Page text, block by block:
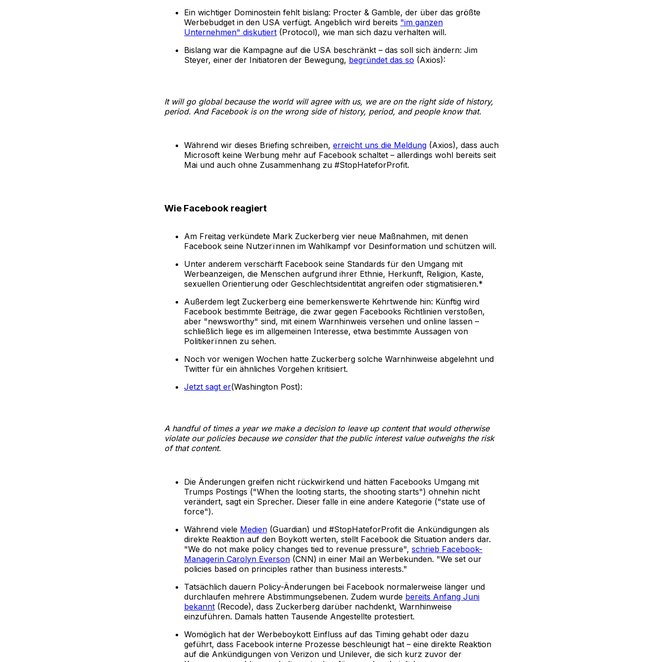
Ein wichtiger Dominostein fehlt bislang: Procter & Gamble, der über das größte
Werbebudget in den USA verfügt. Angeblich wird bereits "im ganzen
Unternehmen" diskutiert (Protocol), wie man sich dazu verhalten will.
Bislang war die Kampagne auf die USA beschränkt – das soll sich ändern: Jim
Steyer, einer der Initiatoren der Bewegung, begründet das so (Axios):
It will go global because the world will agree with us, we are on the right side of history,
period. And Facebook is on the wrong side of history, period, and people know that.
Während wir dieses Briefing schreiben, erreicht uns die Meldung (Axios), dass auch
Microsoft keine Werbung mehr auf Facebook schaltet – allerdings wohl bereits seit
Mai und auch ohne Zusammenhang zu #StopHateforProfit.
Wie Facebook reagiert
Am Freitag verkündete Mark Zuckerberg vier neue Maßnahmen, mit denen
Facebook seine Nutzerïnnen im Wahlkampf vor Desinformation und schützen will.
Unter anderem verschärft Facebook seine Standards für den Umgang mit
Werbeanzeigen, die Menschen aufgrund ihrer Ethnie, Herkunft, Religion, Kaste,
sexuellen Orientierung oder Geschlechtsidentität angreifen oder stigmatisieren.*
Außerdem legt Zuckerberg eine bemerkenswerte Kehrtwende hin: Künftig wird
Facebook bestimmte Beiträge, die zwar gegen Facebooks Richtlinien verstoßen,
aber "newsworthy" sind, mit einem Warnhinweis versehen und online lassen –
schließlich liege es im allgemeinen Interesse, etwa bestimmte Aussagen von
Politikerïnnen zu sehen.
Noch vor wenigen Wochen hatte Zuckerberg solche Warnhinweise abgelehnt und
Twitter für ein ähnliches Vorgehen kritisiert.
Jetzt sagt er(Washington Post):
A handful of times a year we make a decision to leave up content that would otherwise
violate our policies because we consider that the public interest value outweighs the risk
of that content.
Die Änderungen greifen nicht rückwirkend und hätten Facebooks Umgang mit
Trumps Postings ("When the looting starts, the shooting starts") ohnehin nicht
verändert, sagt ein Sprecher. Dieser falle in eine andere Kategorie ("state use of
force").
Während viele Medien (Guardian) und #StopHateforProfit die Ankündigungen als
direkte Reaktion auf den Boykott werten, stellt Facebook die Situation anders dar.
"We do not make policy changes tied to revenue pressure", schrieb Facebook-
Managerin Carolyn Everson (CNN) in einer Mail an Werbekunden. "We set our
policies based on principles rather than business interests."
Tatsächlich dauern Policy-Änderungen bei Facebook normalerweise länger und
durchlaufen mehrere Abstimmungsebenen. Zudem wurde bereits Anfang Juni
bekannt (Recode), dass Zuckerberg darüber nachdenkt, Warnhinweise
einzuführen. Damals hatten Tausende Angestellte protestiert.
Womöglich hat der Werbeboykott Einfluss auf das Timing gehabt oder dazu
geführt, dass Facebook interne Prozesse beschleunigt hat – eine direkte Reaktion
auf die Ankündigungen von Verizon und Unilever, die sich kurz zuvor der